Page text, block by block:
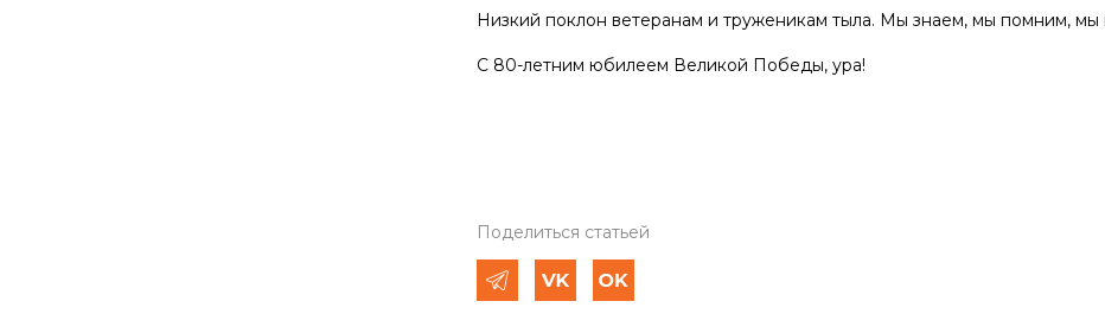
Низкий поклон ветеранам и труженикам тыла. Мы знаем, мы помним, мы
С 80-летним юбилеем Великой Победы, ура!
Поделиться статьей